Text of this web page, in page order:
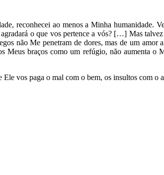
reconhecei ao menos a Minha humanidade.
o que vos pertence a vós? […] Mas
não Me penetram de dores, mas de um
Meus braços como um refúgio, não aumenta
vos paga o mal com o bem, os insultos com o